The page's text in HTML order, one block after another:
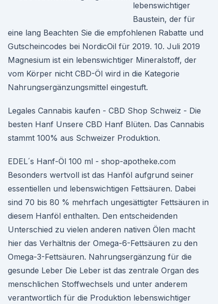
lebenswichtiger
Baustein, der für
eine lang Beachten Sie die empfohlenen Rabatte und
Gutscheincodes bei NordicOil für 2019. 10. Juli 2019
Magnesium ist ein lebenswichtiger Mineralstoff, der
vom Körper nicht CBD-Öl wird in die Kategorie
Nahrungsergänzungsmittel eingestuft.
Legales Cannabis kaufen - CBD Shop Schweiz - Die
besten Hanf Unsere CBD Hanf Blüten. Das Cannabis
stammt 100% aus Schweizer Produktion.
EDEL´s Hanf-Öl 100 ml - shop-apotheke.com
Besonders wertvoll ist das Hanföl aufgrund seiner
essentiellen und lebenswichtigen Fettsäuren. Dabei
sind 70 bis 80 % mehrfach ungesättigter Fettsäuren in
diesem Hanföl enthalten. Den entscheidenden
Unterschied zu vielen anderen nativen Ölen macht
hier das Verhältnis der Omega-6-Fettsäuren zu den
Omega-3-Fettsäuren. Nahrungsergänzung für die
gesunde Leber Die Leber ist das zentrale Organ des
menschlichen Stoffwechsels und unter anderem
verantwortlich für die Produktion lebenswichtiger